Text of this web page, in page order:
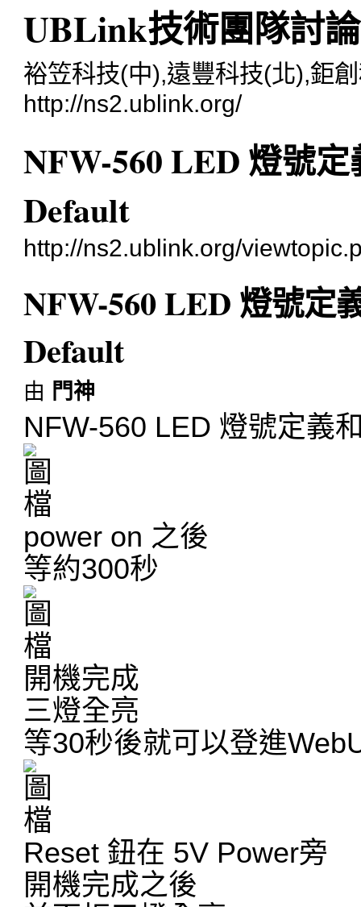
UBLink技術團隊討
裕笠科技(中),遠豐科技(北),鉅
http://ns2.ublink.org/
NFW-560 LED 燈號
Default
http://ns2.ublink.org/
NFW-560 LED 燈號定
Default
由 門神
NFW-560 LED 燈號定義
power on 之後
等約300秒
開機完成
三燈全亮
等30秒後就可以登進
Reset 鈕在 5V Power旁
開機完成之後